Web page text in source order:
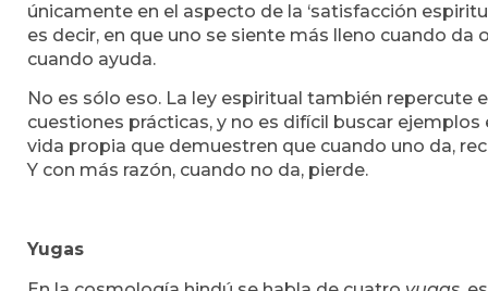
únicamente en el aspecto de la ‘satisfacción
es decir, en que uno se siente más lleno cuando da
cuando ayuda.
No es sólo eso. La ley espiritual también repercute
cuestiones prácticas, y no es difícil buscar ejemplos
vida propia que demuestren que cuando uno da,
Y con más razón, cuando no da, pierde.
Yugas